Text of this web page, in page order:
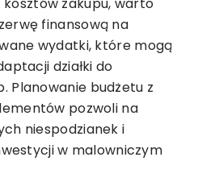
zakupu, warto
finansową na
wydatki, które mogą
działki do
Planowanie budżetu z
pozwoli na
niespodzianek i
w malowniczym